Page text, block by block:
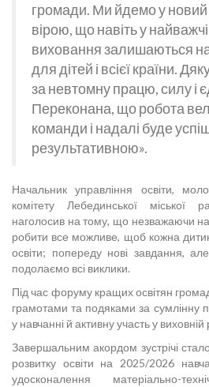
громади. Ми йдемо у новий
вірою, що навіть у
виховання залишаються
для дітей і всієї країни.
за невтомну працю, силу і
Переконана, що робота
команди і надалі буде
результативною».
Начальник управління освіти,
комітету Лебединської міської
наголосив на тому, що незважаючи
робити все можливе, щоб кожна
освіти; попереду нові завдання,
подолаємо всі виклики.
Під час форуму кращих освітян
грамотами та подяками за сумлінну
у навчанні й активну участь у виховній
Завершальним акордом зустрічі
розвитку освіти на 2025/2026
удосконалення матеріально-